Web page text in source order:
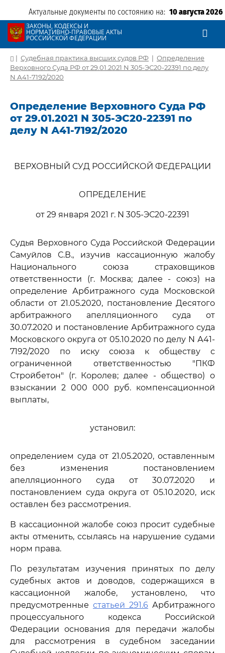
Актуальные документы по состоянию на: 10 августа 2026
ЗАКОНЫ, КОДЕКСЫ И
НОРМАТИВНО-ПРАВОВЫЕ АКТЫ
РОССИЙСКОЙ ФЕДЕРАЦИИ
| Судебная практика высших судов РФ | Определение
Верховного Суда РФ от 29.01.2021 N 305-ЭС20-22391 по делу
N А41-7192/2020
Определение Верховного Суда РФ
от 29.01.2021 N 305-ЭС20-22391 по
делу N А41-7192/2020
ВЕРХОВНЫЙ СУД РОССИЙСКОЙ ФЕДЕРАЦИИ
ОПРЕДЕЛЕНИЕ
от 29 января 2021 г. N 305-ЭС20-22391
Судья Верховного Суда Российской Федерации
Самуйлов С.В., изучив кассационную жалобу
Национального союза страховщиков
ответственности (г. Москва; далее - союз) на
определение Арбитражного суда Московской
области от 21.05.2020, постановление Десятого
арбитражного апелляционного суда от
30.07.2020 и постановление Арбитражного суда
Московского округа от 05.10.2020 по делу N А41-
7192/2020 по иску союза к обществу с
ограниченной ответственностью "ПКФ
Стройбетон" (г. Королев; далее - общество) о
взыскании 2 000 000 руб. компенсационной
выплаты,
установил:
определением суда от 21.05.2020, оставленным
без изменения постановлением
апелляционного суда от 30.07.2020 и
постановлением суда округа от 05.10.2020, иск
оставлен без рассмотрения.
В кассационной жалобе союз просит судебные
акты отменить, ссылаясь на нарушение судами
норм права.
По результатам изучения принятых по делу
судебных актов и доводов, содержащихся в
кассационной жалобе, установлено, что
предусмотренные статьей 291.6 Арбитражного
процессуального кодекса Российской
Федерации основания для передачи жалобы
для рассмотрения в судебном заседании